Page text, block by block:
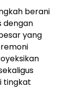
berani
dengan
yang
tingkat